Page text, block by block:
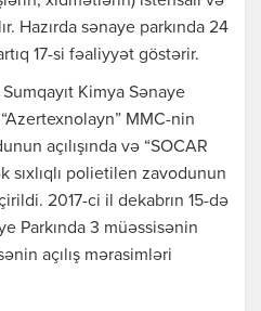
Hazırda sənaye parkında 24
17-si fəaliyyət göstərir.
Kimya Sənaye
MMC-nin
açılışında və “SOCAR
sıxlıqlı polietilen zavodunun
2017-ci il dekabrın 15-də
Parkında 3 müəssisənin
açılış mərasimləri